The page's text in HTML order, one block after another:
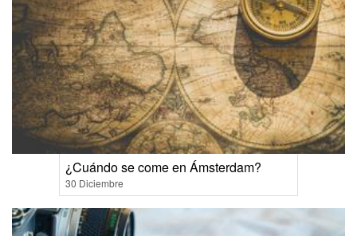
¿Cuándo se come en Ámsterdam?
30 Diciembre